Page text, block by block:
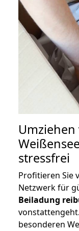
Umziehen
stressfrei
Profitieren Sie
Netzwerk für
Beiladung
besonderen